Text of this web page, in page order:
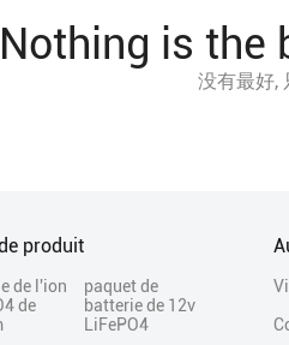
Nothing is the
没有最好,
produit
de l'ion
de
paquet de
batterie de 12v
LiFePO4